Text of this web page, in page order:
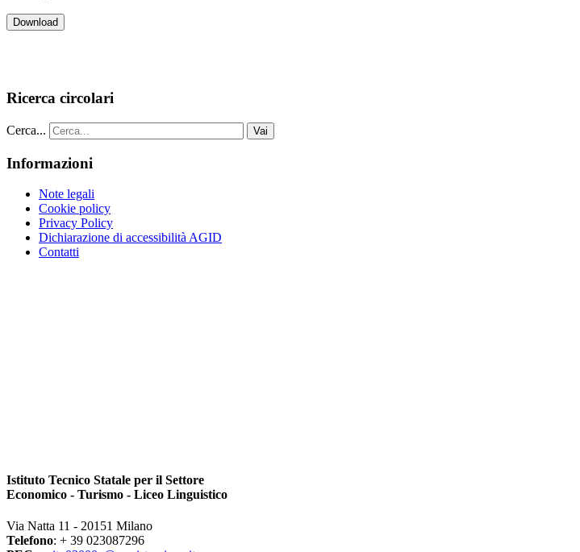
Ricerca circolari
Cerca... Vai
Informazioni
Note legali
Cookie policy
Privacy Policy
Dichiarazione di accessibilità AGID
Contatti
Istituto Tecnico Statale per il Settore
Economico - Turismo - Liceo Linguistico
Via Natta 11 - 20151 Milano
Telefono: + 39 023087296